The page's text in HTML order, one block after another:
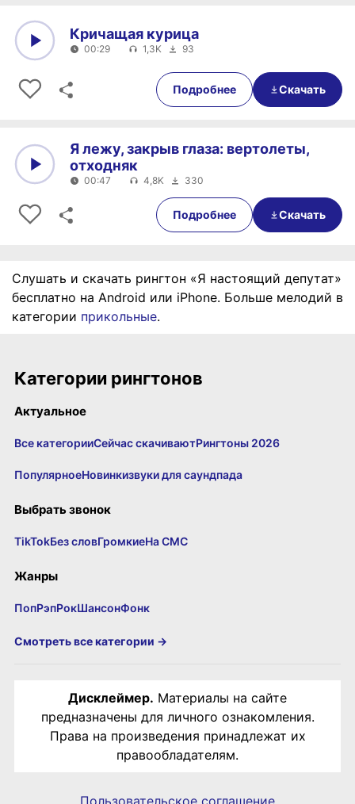
00:29
Кричащая курица
00:29 1,3K 93
Подробнее Скачать
00:47
Я лежу, закрыв глаза: вертолеты,
отходняк
00:47 4,8K 330
Подробнее Скачать
Слушать и скачать рингтон «Я настоящий депутат»
бесплатно на Android или iPhone. Больше мелодий в
категории прикольные.
Категории рингтонов
Актуальное
Все категорииСейчас скачиваютРингтоны 2026
ПопулярноеНовинкизвуки для саундпада
Выбрать звонок
TikTokБез словГромкиеНа СМС
Жанры
ПопРэпРокШансонФонк
Смотреть все категории →
Дисклеймер. Материалы на сайте
предназначены для личного ознакомления.
Права на произведения принадлежат их
правообладателям.
Пользовательское соглашение